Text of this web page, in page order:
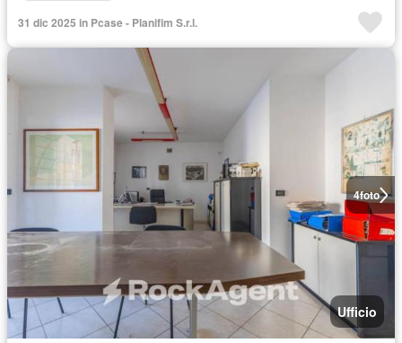
31 dic 2025 in Pcase - Planifim S.r.l.
4foto
Ufficio